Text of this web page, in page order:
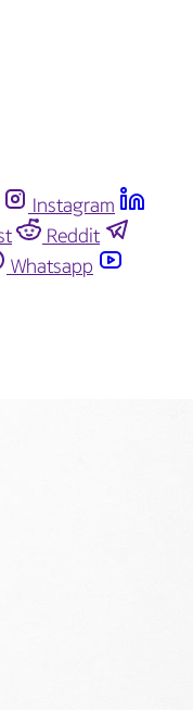
Instagram
Reddit
Whatsapp